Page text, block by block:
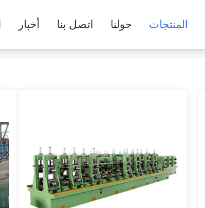
المنتجات حولنا اتصل بنا أخبار